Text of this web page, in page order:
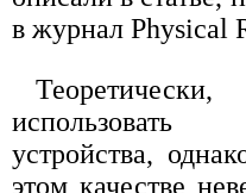
в журнал Physical
устройства,
этом качестве